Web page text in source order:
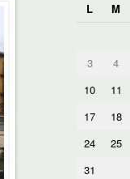
L
M
3
4
10 11
17
18
24
25
31